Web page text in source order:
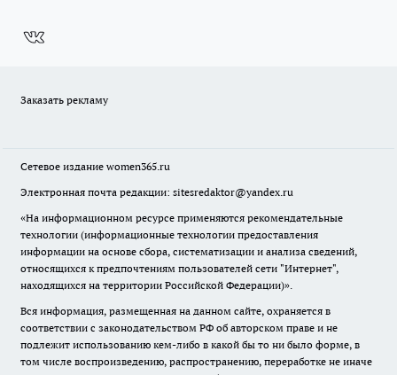
Заказать рекламу
Сетевое издание women365.ru
Электронная почта редакции: sitesredaktor@yandex.ru
«На информационном ресурсе применяются рекомендательные
технологии (информационные технологии предоставления
информации на основе сбора, систематизации и анализа сведений,
относящихся к предпочтениям пользователей сети "Интернет",
находящихся на территории Российской Федерации)».
Вся информация, размещенная на данном сайте, охраняется в
соответствии с законодательством РФ об авторском праве и не
подлежит использованию кем-либо в какой бы то ни было форме, в
том числе воспроизведению, распространению, переработке не иначе